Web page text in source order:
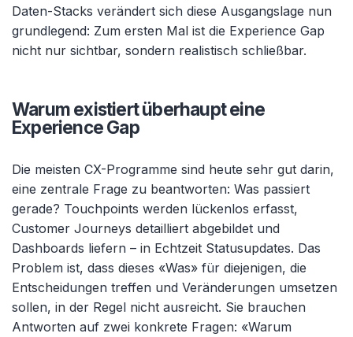
Daten-Stacks verändert sich diese Ausgangslage nun
grundlegend: Zum ersten Mal ist die Experience Gap
nicht nur sichtbar, sondern realistisch schließbar.
Warum existiert überhaupt eine
Experience Gap
Die meisten CX-Programme sind heute sehr gut darin,
eine zentrale Frage zu beantworten: Was passiert
gerade? Touchpoints werden lückenlos erfasst,
Customer Journeys detailliert abgebildet und
Dashboards liefern – in Echtzeit Statusupdates. Das
Problem ist, dass dieses «Was» für diejenigen, die
Entscheidungen treffen und Veränderungen umsetzen
sollen, in der Regel nicht ausreicht. Sie brauchen
Antworten auf zwei konkrete Fragen: «Warum